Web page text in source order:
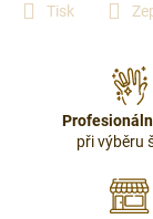
Tisk
při výběru